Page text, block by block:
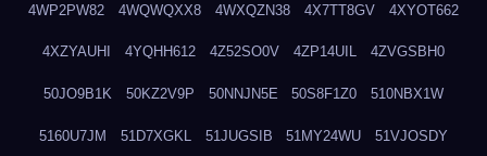
4WP2PW82 4WQWQXX8 4WXQZN38 4X7TT8GV 4XYOT662
4XZYAUHI 4YQHH612 4Z52SO0V 4ZP14UIL 4ZVGSBH0
50JO9B1K 50KZ2V9P 50NNJN5E 50S8F1Z0 510NBX1W
5160U7JM 51D7XGKL 51JUGSIB 51MY24WU 51VJOSDY